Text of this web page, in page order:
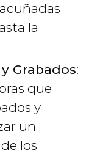
la
Grabados:
que
y
un
los